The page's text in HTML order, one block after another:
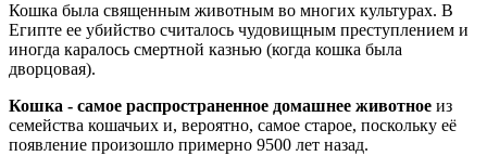
Кошка была священным животным во многих культурах. В
Египте ее убийство считалось чудовищным преступлением и
иногда каралось смертной казнью (когда кошка была
дворцовая).
Кошка - самое распространенное домашнее животное из
семейства кошачьих и, вероятно, самое старое, поскольку её
появление произошло примерно 9500 лет назад.